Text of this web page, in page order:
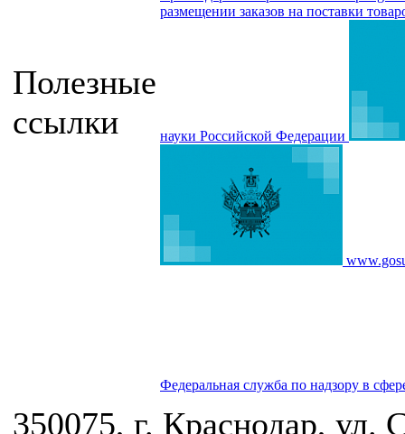
Полезные
ссылки
размещении заказов на поставки
науки Российской Федерации
Федеральная служба по надзору в
350075, г. Краснодар, ул.